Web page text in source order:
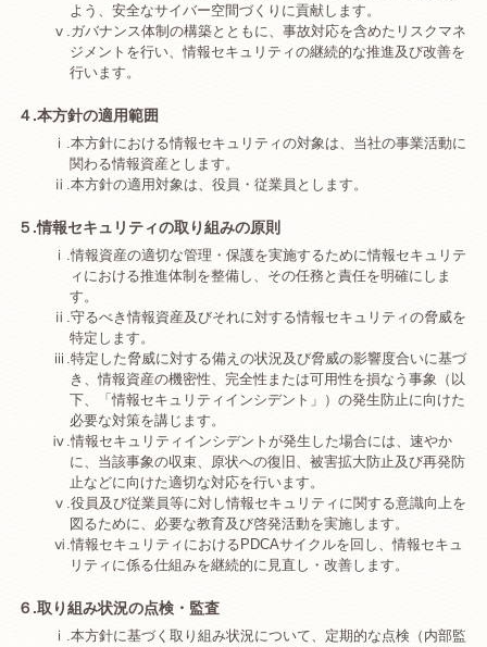
よう、安全なサイバー空間づくりに貢献します。
ⅴ.ガバナンス体制の構築とともに、事故対応を含めたリスクマネ
ジメントを行い、情報セキュリティの継続的な推進及び改善を
行います。
４.本方針の適用範囲
ⅰ.本方針における情報セキュリティの対象は、当社の事業活動に
関わる情報資産とします。
ⅱ.本方針の適用対象は、役員・従業員とします。
５.情報セキュリティの取り組みの原則
ⅰ.情報資産の適切な管理・保護を実施するために情報セキュリテ
ィにおける推進体制を整備し、その任務と責任を明確にしま
す。
ⅱ.守るべき情報資産及びそれに対する情報セキュリティの脅威を
特定します。
ⅲ.特定した脅威に対する備えの状況及び脅威の影響度合いに基づ
き、情報資産の機密性、完全性または可用性を損なう事象（以
下、「情報セキュリティインシデント」）の発生防止に向けた
必要な対策を講じます。
ⅳ.情報セキュリティインシデントが発生した場合には、速やか
に、当該事象の収束、原状への復旧、被害拡大防止及び再発防
止などに向けた適切な対応を行います。
ⅴ.役員及び従業員等に対し情報セキュリティに関する意識向上を
図るために、必要な教育及び啓発活動を実施します。
ⅵ.情報セキュリティにおけるPDCAサイクルを回し、情報セキュ
リティに係る仕組みを継続的に見直し・改善します。
６.取り組み状況の点検・監査
ⅰ.本方針に基づく取り組み状況について、定期的な点検（内部監